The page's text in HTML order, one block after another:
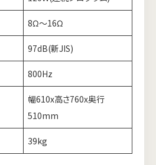
8Ω～16Ω
97dB(新JIS)
800Hz
幅610x高さ760x奥行
510mm
39kg